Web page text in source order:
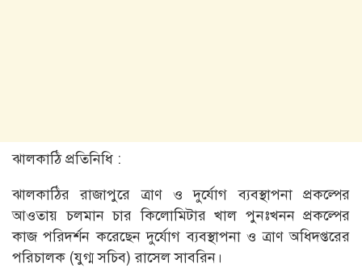
ঝালকাঠি প্রতিনিধি :
ঝালকাঠির রাজাপুরে ত্রাণ ও দুর্যোগ ব্যবস্থাপনা প্রকল্পের
আওতায় চলমান চার কিলোমিটার খাল পুনঃখনন প্রকল্পের
কাজ পরিদর্শন করেছেন দুর্যোগ ব্যবস্থাপনা ও ত্রাণ অধিদপ্তরের
পরিচালক (যুগ্ম সচিব) রাসেল সাবরিন।